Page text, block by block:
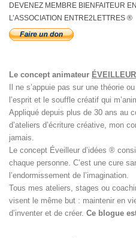
DEVENEZ MEMBRE BIENFAITEUR
L’ASSOCIATION ENTRE2LETTRES ®
Le concept animateur
Il ne s’appuie pas sur une théorie
l’esprit et le souffle créatif qui
Appliqué depuis plus de 30 ans au
d’ateliers d’écriture créative, mon
jamais.
Le concept Éveilleur d’idées ®
chaque personne. C’est une cure
l’endormissement de l’imagination.
Tous mes ateliers, stages ou
visent le même but : maintenir en
d’inventer et de créer. Ce blogue